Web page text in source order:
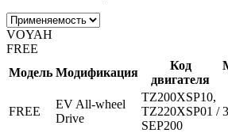
VOYAH
FREE
Модель Модификация
Код
двигателя
FREE
EV All-wheel
Drive
TZ200XSP10,
TZ220XSP01 /
SEP200